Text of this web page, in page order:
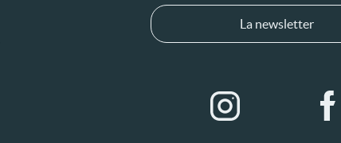
La newsletter